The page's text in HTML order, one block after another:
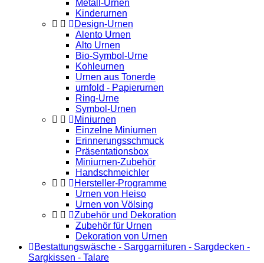
Metall-Urnen
Kinderurnen
Design-Urnen
Alento Urnen
Alto Urnen
Bio-Symbol-Urne
Kohleurnen
Urnen aus Tonerde
urnfold - Papierurnen
Ring-Urne
Symbol-Urnen
Miniurnen
Einzelne Miniurnen
Erinnerungsschmuck
Präsentationsbox
Miniurnen-Zubehör
Handschmeichler
Hersteller-Programme
Urnen von Heiso
Urnen von Völsing
Zubehör und Dekoration
Zubehör für Urnen
Dekoration von Urnen
Bestattungswäsche - Sarggarnituren - Sargdecken -
Sargkissen - Talare